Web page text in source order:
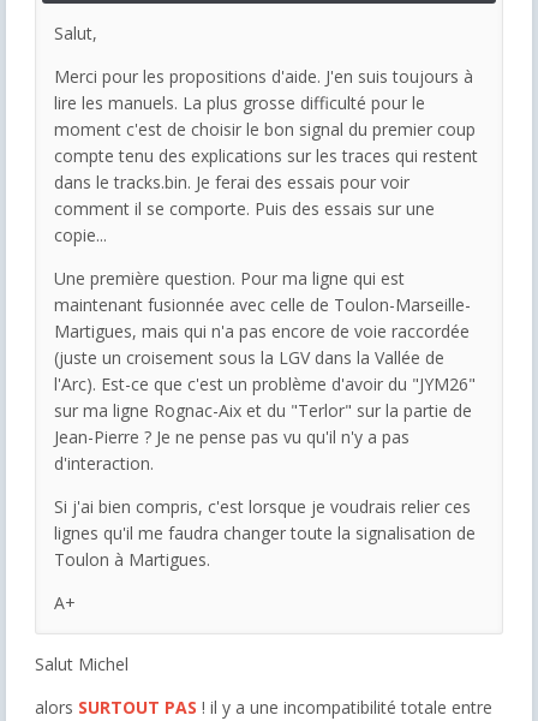
Salut,
Merci pour les propositions d'aide. J'en suis toujours à
lire les manuels. La plus grosse difficulté pour le
moment c'est de choisir le bon signal du premier coup
compte tenu des explications sur les traces qui restent
dans le tracks.bin. Je ferai des essais pour voir
comment il se comporte. Puis des essais sur une
copie...
Une première question. Pour ma ligne qui est
maintenant fusionnée avec celle de Toulon-Marseille-
Martigues, mais qui n'a pas encore de voie raccordée
(juste un croisement sous la LGV dans la Vallée de
l'Arc). Est-ce que c'est un problème d'avoir du "JYM26"
sur ma ligne Rognac-Aix et du "Terlor" sur la partie de
Jean-Pierre ? Je ne pense pas vu qu'il n'y a pas
d'interaction.
Si j'ai bien compris, c'est lorsque je voudrais relier ces
lignes qu'il me faudra changer toute la signalisation de
Toulon à Martigues.
A+
Salut Michel
alors SURTOUT PAS ! il y a une incompatibilité totale entre